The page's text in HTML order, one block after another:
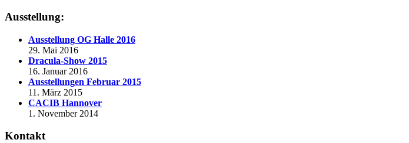
Ausstellung:
Ausstellung OG Halle 2016
29. Mai 2016
Dracula-Show 2015
16. Januar 2016
Ausstellungen Februar 2015
11. März 2015
CACIB Hannover
1. November 2014
Kontakt